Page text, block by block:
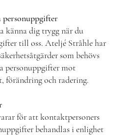
personuppgifter
känna dig trygg när du
till oss. Ateljé Stråhle har
som behövs
personuppgifter mot
och radering.
för att kontaktpersoners
behandlas i enlighet